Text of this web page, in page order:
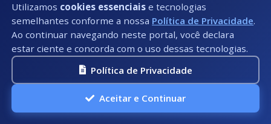
Regularização Fundiária
Renovação de Alvará
Sec. de Meio Ambiente
Sec. Turismo e Cultura
Serviços ITBI
Transporte Universitário
Utilizamos cookies essenciais e tecnologias
semelhantes conforme a nossa Política de Privacidade.
Ao continuar navegando neste portal, você declara
estar ciente e concorda com o uso dessas tecnologias.
Política de Privacidade
Aceitar e Continuar